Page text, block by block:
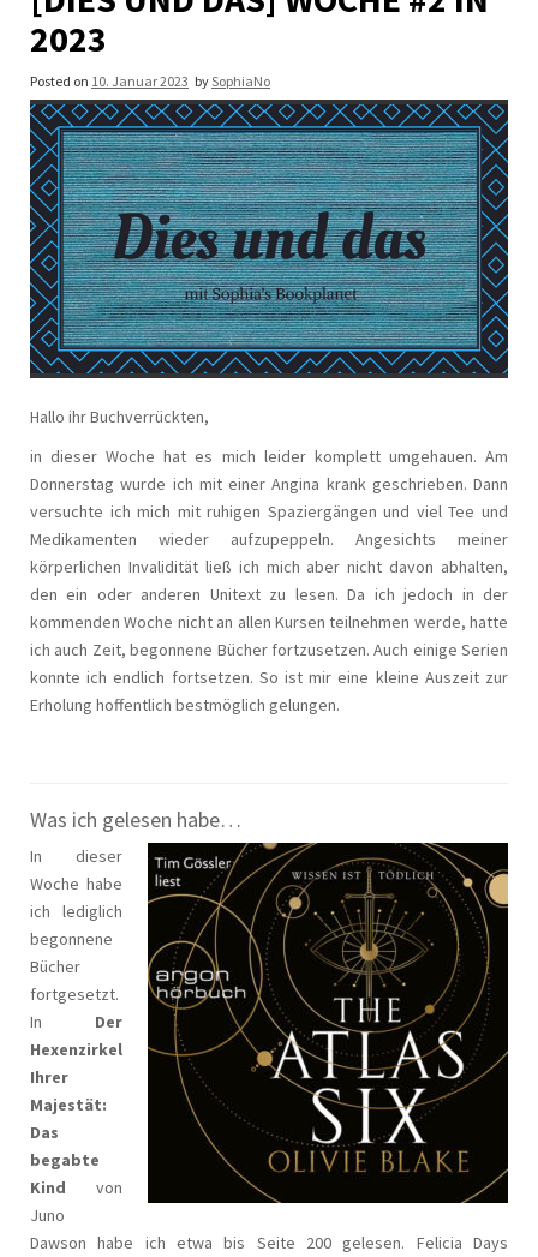
2023
Posted on 10. Januar 2023 bySophiaNo
Hallo ihr Buchverrückten,
in dieser Woche hat es mich leider komplett umgehauen. Am
Donnerstag wurde ich mit einer Angina krank geschrieben. Dann
versuchte ich mich mit ruhigen Spaziergängen und viel Tee und
Medikamenten wieder aufzupeppeln. Angesichts meiner
körperlichen Invalidität ließ ich mich aber nicht davon abhalten,
den ein oder anderen Unitext zu lesen. Da ich jedoch in der
kommenden Woche nicht an allen Kursen teilnehmen werde, hatte
ich auch Zeit, begonnene Bücher fortzusetzen. Auch einige Serien
konnte ich endlich fortsetzen. So ist mir eine kleine Auszeit zur
Erholung hoffentlich bestmöglich gelungen.
Was ich gelesen habe…
In dieser
Woche habe
ich lediglich
begonnene
Bücher
fortgesetzt.
In Der
Hexenzirkel
Ihrer
Majestät:
Das
begabte
Kind von
Juno
Dawson habe ich etwa bis Seite 200 gelesen. Felicia Days